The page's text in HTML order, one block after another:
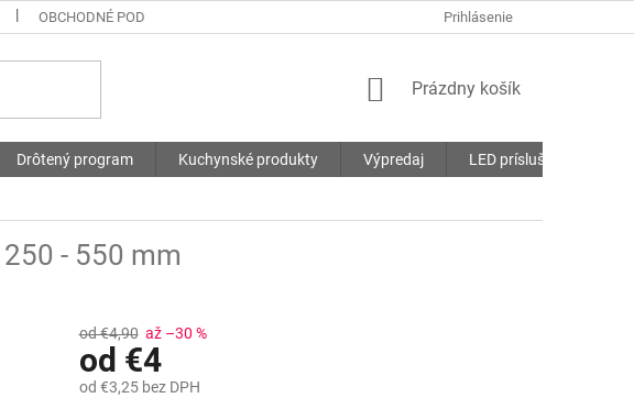
OBCHODNÉ PODMIENKY SÚBORY COOKIES
Prihlásenie
NÁKUPNÝ
Prázdny košík
Drôtený program Kuchynské produkty Výpredaj LED príslušenstvo
250 - 550 mm
od €4,90 až –30 %
od €4
od €3,25bez DPH